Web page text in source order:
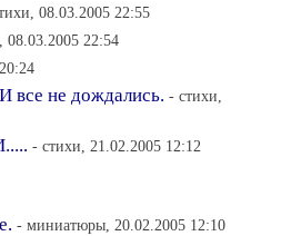
08.03.2005 22:55
08.03.2005 22:54
все не дождались. - стихи,
- стихи, 21.02.2005 12:12
- миниатюры, 20.02.2005 12:10